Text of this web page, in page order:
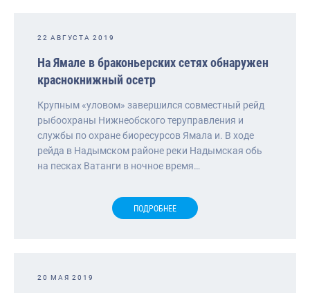
22 АВГУСТА 2019
На Ямале в браконьерских сетях обнаружен
краснокнижный осетр
Крупным «уловом» завершился совместный рейд
рыбоохраны Нижнеобского теруправления и
службы по охране биоресурсов Ямала и. В ходе
рейда в Надымском районе реки Надымская обь
на песках Ватанги в ночное время…
ПОДРОБНЕЕ
20 МАЯ 2019